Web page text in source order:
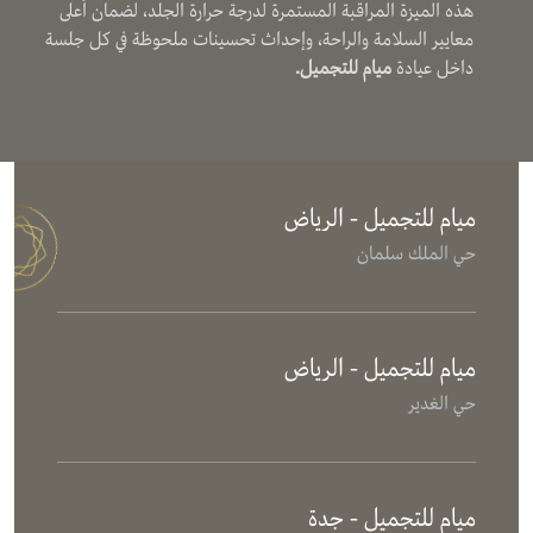
هذه الميزة المراقبة المستمرة لدرجة حرارة الجلد، لضمان أعلى
معايير السلامة والراحة، وإحداث تحسينات ملحوظة في كل جلسة
داخل عيادة ميام للتجميل.
ميام للتجميل - الرياض
حي الملك سلمان
ميام للتجميل - الرياض
حي الغدير
ميام للتجميل - جدة